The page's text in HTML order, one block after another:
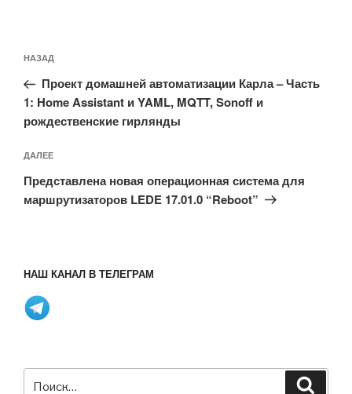
по
записям
Предыдущая
запись:
НАЗАД
Проект домашней автоматизации Карла – Часть
1: Home Assistant и YAML, MQTT, Sonoff и
рождественские гирлянды
Следующая
запись
ДАЛЕЕ
Представлена новая операционная система для
маршрутизаторов LEDE 17.01.0 “Reboot”
НАШ КАНАЛ В ТЕЛЕГРАМ